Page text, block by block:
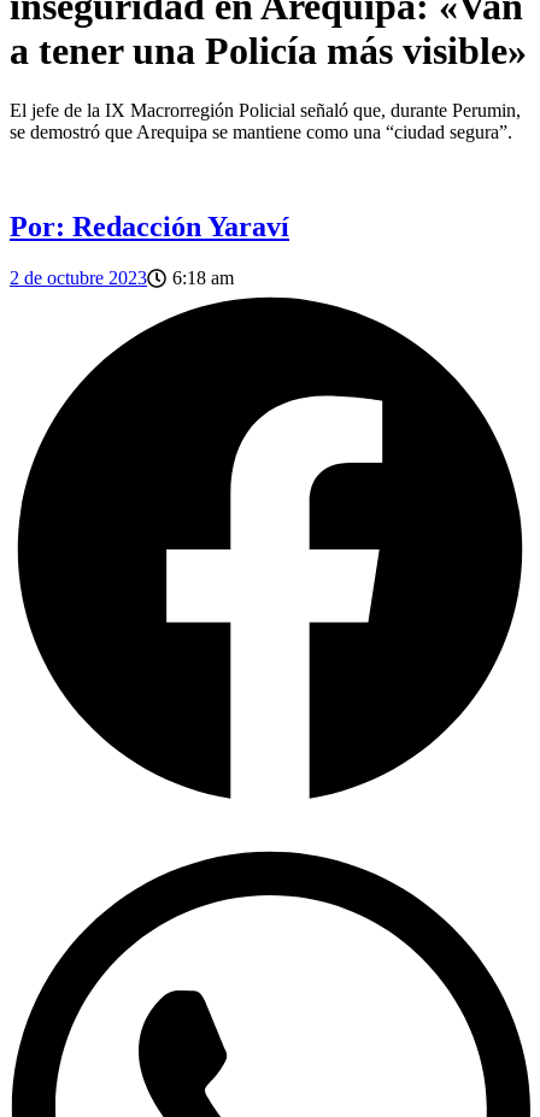
a tener una Policía más visible»
El jefe de la IX Macrorregión Policial señaló que, durante Perumin,
se demostró que Arequipa se mantiene como una “ciudad segura”.
Por: Redacción Yaraví
2 de octubre 2023 6:18 am